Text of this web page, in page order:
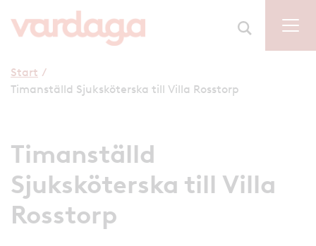
Start /
Timanställd Sjuksköterska till Villa Rosstorp
Timanställd
Sjuksköterska till Villa
Rosstorp